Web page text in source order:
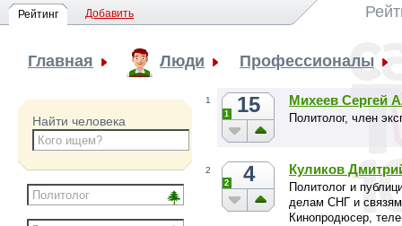
Рейтинг Добавить
Главная Люди Профессионалы
Найти человека
1 15
1
Михеев Сергей
Политолог, член
2 4
2
Куликов
Политолог и
делам СНГ и связям
Кинопродюсер,